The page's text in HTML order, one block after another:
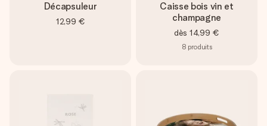
Décapsuleur
12,99 €
Caisse bois vin et
champagne
dès 14,99 €
8 produits